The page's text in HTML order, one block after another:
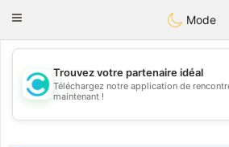
olombia
Toggle
Mode
💖
💕
Trouvez votre partenaire idéal
Téléchargez notre application de
maintenant !